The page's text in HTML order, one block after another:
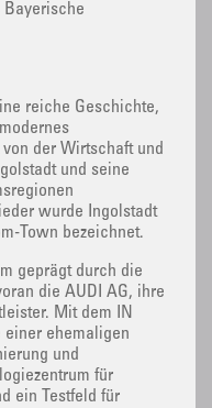
Bayerische
reiche Geschichte,
der Wirtschaft und
und seine
wurde Ingolstadt
Town bezeichnet.
geprägt durch die
die AUDI AG, ihre
Mit dem IN
einer ehemaligen
und
für
ein Testfeld für